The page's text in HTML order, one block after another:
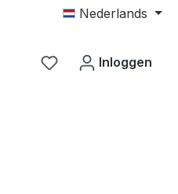
Nederlands
Je hebt 0 items op
Inloggen